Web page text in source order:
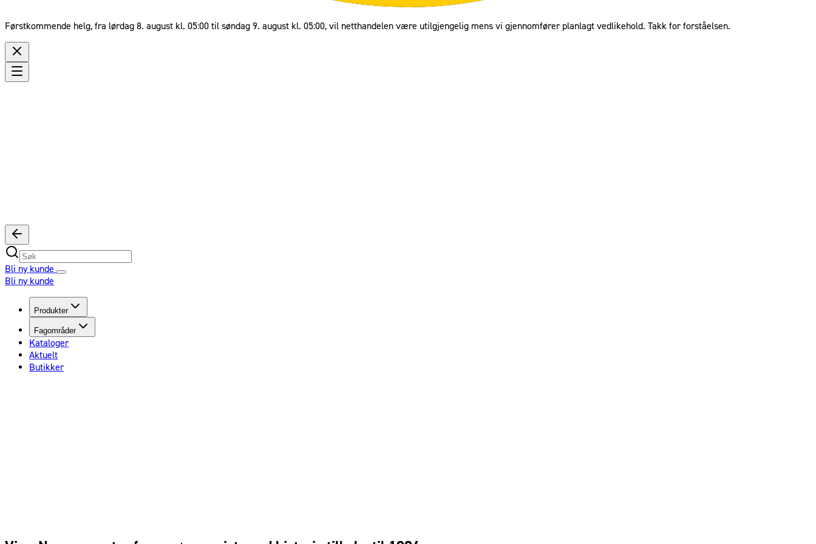
Førstkommende helg, fra lørdag 8. august kl. 05:00 til søndag 9. august kl. 05:00, vil netthandelen være utilgjengelig mens vi gjennomfører planlagt vedlikehold. Takk for forståelsen.
Bli ny kunde
Bli ny kunde
Produkter
Fagområder
Kataloger
Aktuelt
Butikker